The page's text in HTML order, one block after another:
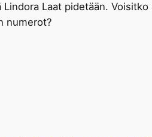
Laat pidetään.
numerot?